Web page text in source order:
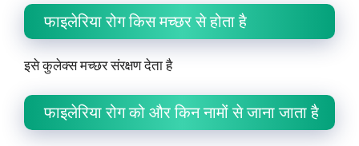
फाइलेरिया रोग किस मच्छर से होता है
इसे कुलेक्स मच्छर संरक्षण देता है
फाइलेरिया रोग को और किन नामों से जाना जाता है